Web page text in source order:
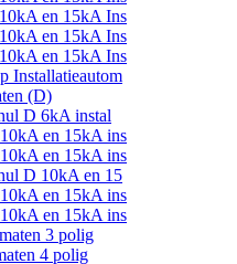
en 15kA Ins
en 15kA Ins
en 15kA Ins
Installatieautom
(D)
D 6kA instal
en 15kA ins
en 15kA ins
D 10kA en 15
en 15kA ins
en 15kA ins
3 polig
4 polig